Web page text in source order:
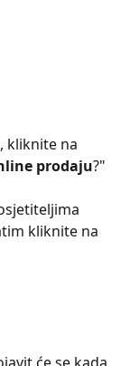
kliknite na
prodaju?"
kliknite na